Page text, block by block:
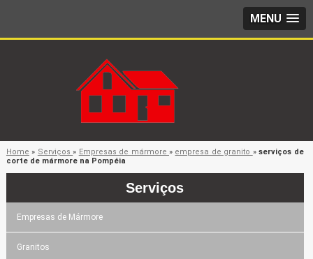
MENU
Home » Serviços» Empresas de mármore » empresa de granito »serviços de
corte de mármore na Pompéia
Serviços
Empresas de Mármore
Granitos